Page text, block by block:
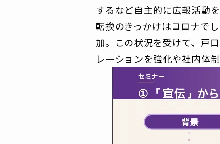
するなど自主的に広報活動
転換のきっかけはコロナで
加。この状況を受けて、戸
レーションを強化や社内体